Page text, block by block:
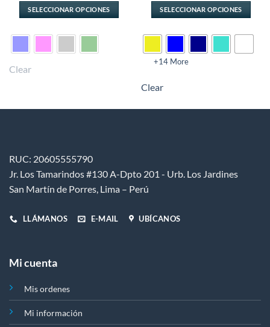
original
era:
S/ 39.99.
actual
es:
S/ 19.99.
SELECCIONAR OPCIONES
producto
se
la
página
de
Clear
original
era:
S/ 39.99.
actual
es:
S/ 19.99.
SELECCIONAR OPCIONES
producto
se
página
+14 More
Clear
RUC: 20605555790
Jr. Los Tamarindos #130 A-Dpto 201 - Urb. Los Jardines
San Martín de Porres, Lima – Perú
LLÁMANOS E-MAIL UBÍCANOS
Mi cuenta
Mis ordenes
Mi información